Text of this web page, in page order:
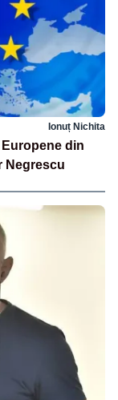
Ionuț Nichita
din
Negrescu